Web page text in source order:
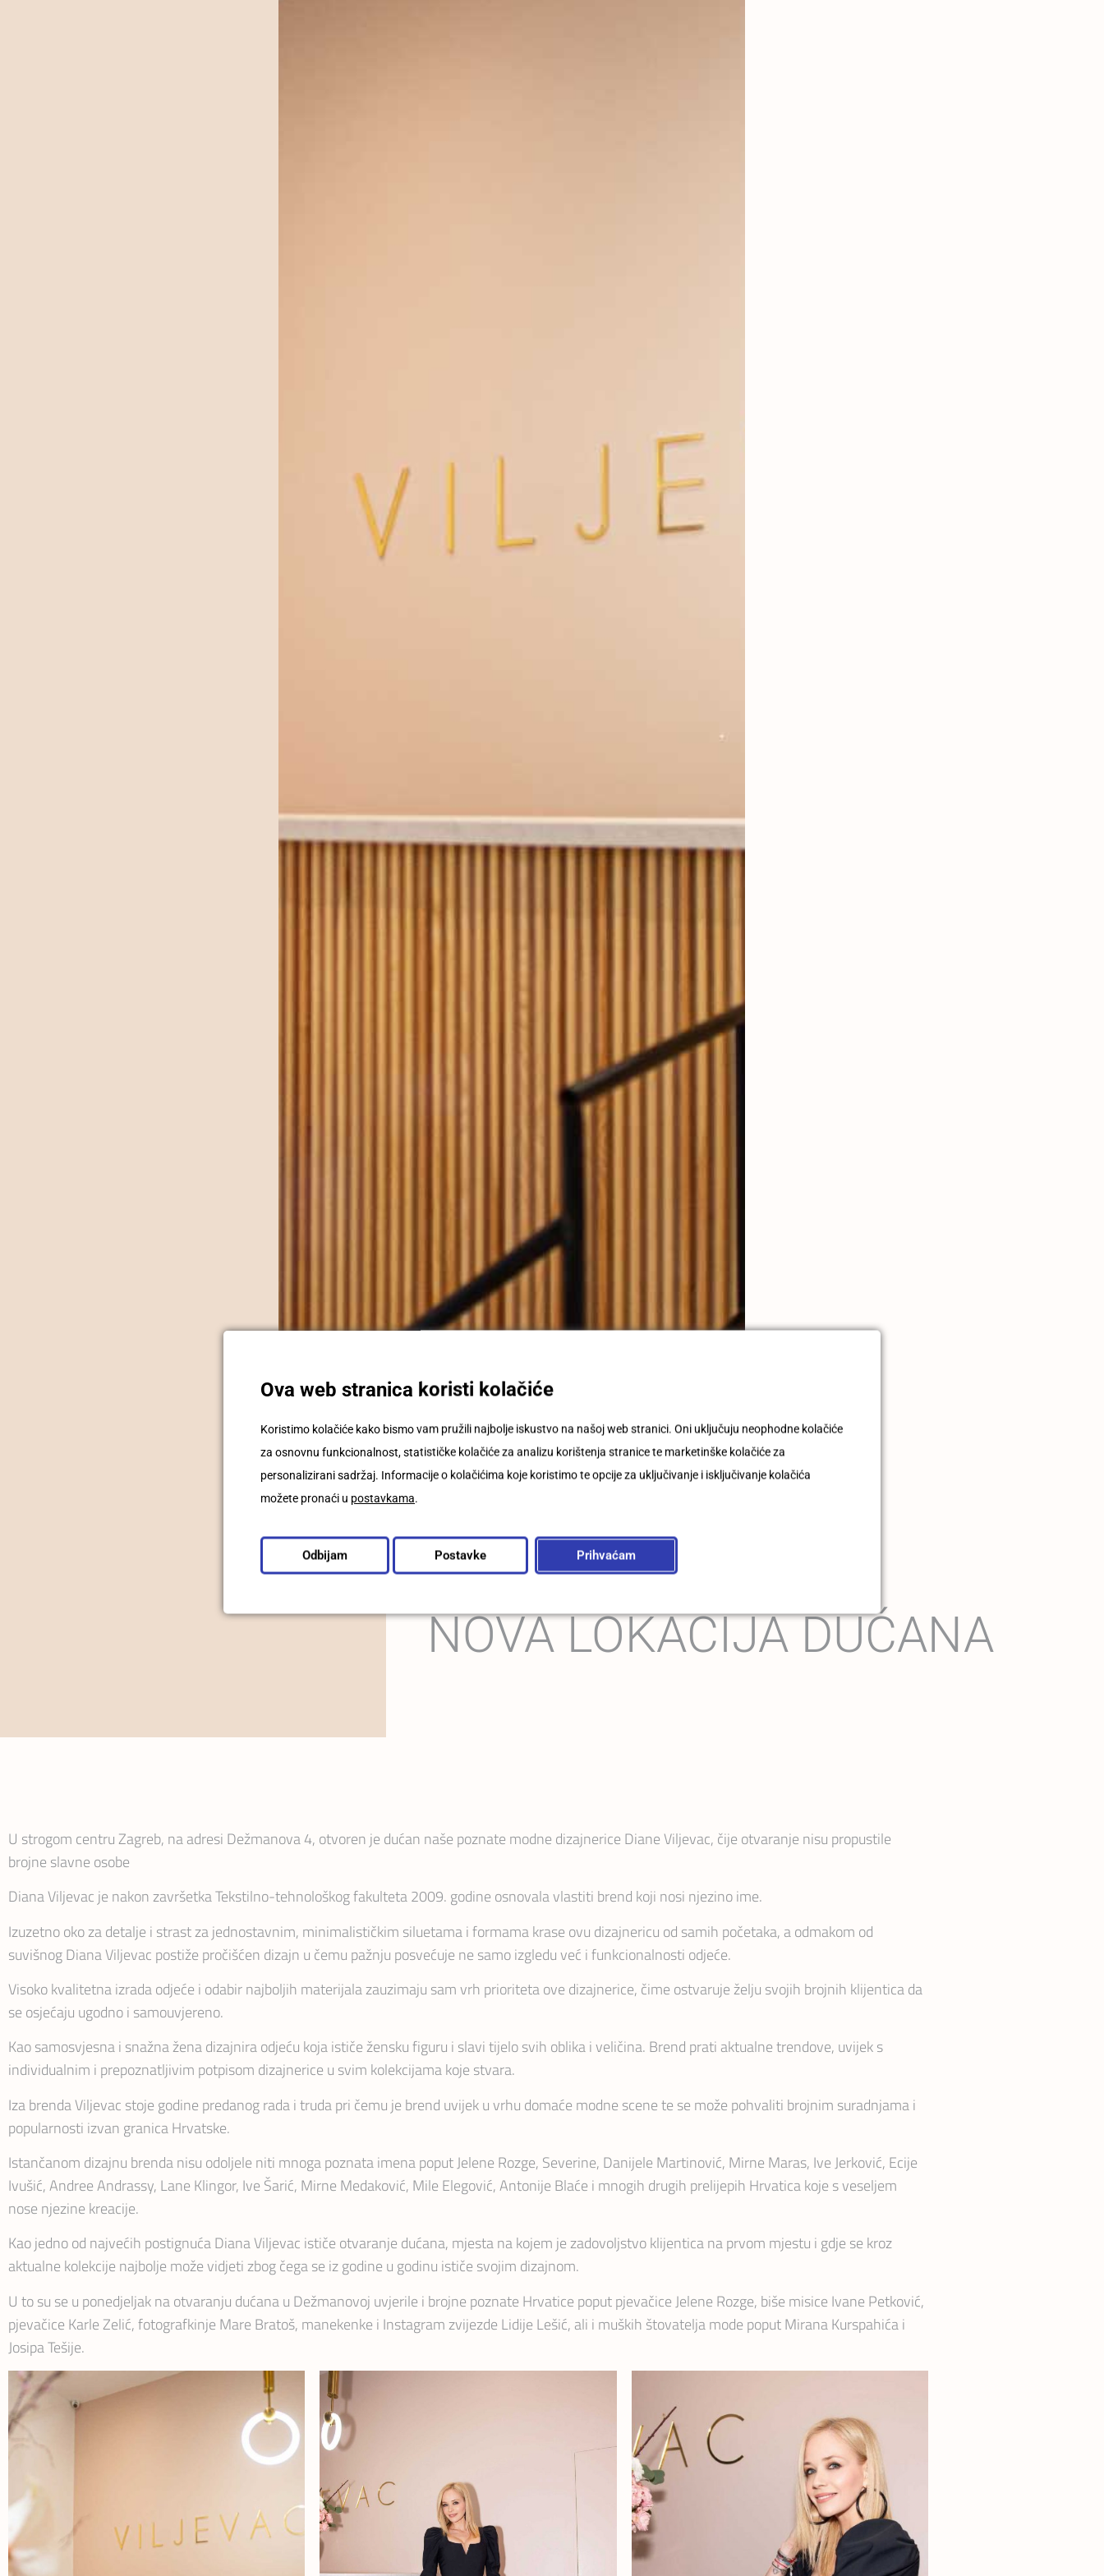
NOVA LOKACIJA DUĆANA
U strogom centru Zagreb, na adresi Dežmanova 4, otvoren je dućan naše poznate modne dizajnerice Diane Viljevac, čije otvaranje nisu propustile
brojne slavne osobe
Diana Viljevac je nakon završetka Tekstilno-tehnološkog fakulteta 2009. godine osnovala vlastiti brend koji nosi njezino ime.
Izuzetno oko za detalje i strast za jednostavnim, minimalističkim siluetama i formama krase ovu dizajnericu od samih početaka, a odmakom od
suvišnog Diana Viljevac postiže pročišćen dizajn u čemu pažnju posvećuje ne samo izgledu već i funkcionalnosti odjeće.
Visoko kvalitetna izrada odjeće i odabir najboljih materijala zauzimaju sam vrh prioriteta ove dizajnerice, čime ostvaruje želju svojih brojnih klijentica da
se osjećaju ugodno i samouvjereno.
Kao samosvjesna i snažna žena dizajnira odjeću koja ističe žensku figuru i slavi tijelo svih oblika i veličina. Brend prati aktualne trendove, uvijek s
individualnim i prepoznatljivim potpisom dizajnerice u svim kolekcijama koje stvara.
Iza brenda Viljevac stoje godine predanog rada i truda pri čemu je brend uvijek u vrhu domaće modne scene te se može pohvaliti brojnim suradnjama i
popularnosti izvan granica Hrvatske.
Istančanom dizajnu brenda nisu odoljele niti mnoga poznata imena poput Jelene Rozge, Severine, Danijele Martinović, Mirne Maras, Ive Jerković, Ecije
Ivušić, Andree Andrassy, Lane Klingor, Ive Šarić, Mirne Medaković, Mile Elegović, Antonije Blaće i mnogih drugih prelijepih Hrvatica koje s veseljem
nose njezine kreacije.
Kao jedno od najvećih postignuća Diana Viljevac ističe otvaranje dućana, mjesta na kojem je zadovoljstvo klijentica na prvom mjestu i gdje se kroz
aktualne kolekcije najbolje može vidjeti zbog čega se iz godine u godinu ističe svojim dizajnom.
U to su se u ponedjeljak na otvaranju dućana u Dežmanovoj uvjerile i brojne poznate Hrvatice poput pjevačice Jelene Rozge, biše misice Ivane Petković,
pjevačice Karle Zelić, fotografkinje Mare Bratoš, manekenke i Instagram zvijezde Lidije Lešić, ali i muških štovatelja mode poput Mirana Kurspahića i
Josipa Tešije.
Ova web stranica koristi kolačiće
Koristimo kolačiće kako bismo vam pružili najbolje iskustvo na našoj web stranici. Oni uključuju neophodne kolačiće
za osnovnu funkcionalnost, statističke kolačiće za analizu korištenja stranice te marketinške kolačiće za
personalizirani sadržaj. Informacije o kolačićima koje koristimo te opcije za uključivanje i isključivanje kolačića
možete pronaći u postavkama.
Prihvaćam
Odbijam Postavke